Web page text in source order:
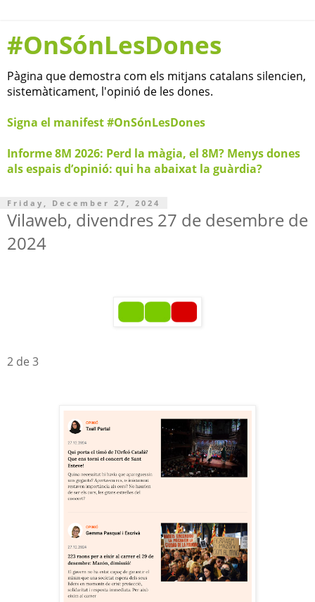
#OnSónLesDones
Pàgina que demostra com els mitjans catalans silencien,
sistemàticament, l'opinió de les dones.
Signa el manifest #OnSónLesDones
Informe 8M 2026: Perd la màgia, el 8M? Menys dones
als espais d’opinió: qui ha abaixat la guàrdia?
Friday, December 27, 2024
Vilaweb, divendres 27 de desembre de
2024
2 de 3